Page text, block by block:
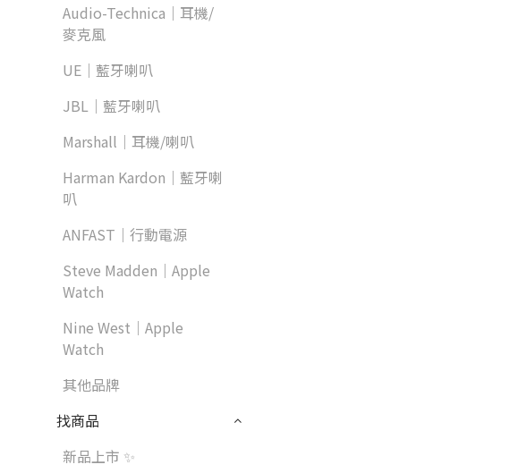
Audio-Technica｜耳機/
麥克風
UE｜藍牙喇叭
JBL｜藍牙喇叭
Marshall｜耳機/喇叭
Harman Kardon｜藍牙喇
叭
ANFAST｜行動電源
Steve Madden｜Apple
Watch
Nine West｜Apple
Watch
其他品牌
找商品
新品上市 ✨